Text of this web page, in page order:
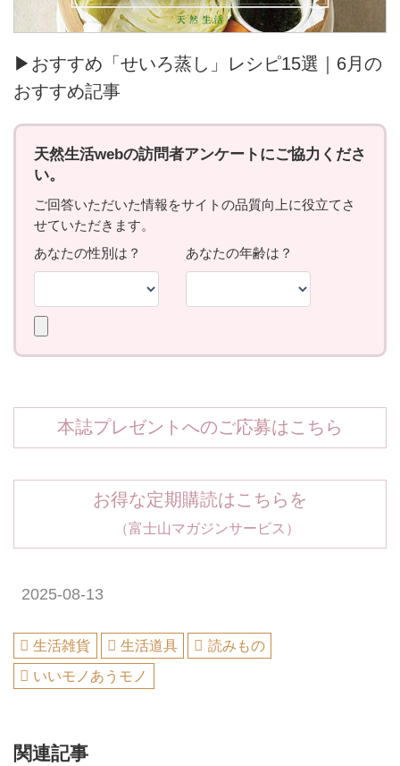
▶おすすめ「せいろ蒸し」レシピ15選｜6月の
おすすめ記事
本誌プレゼントへのご応募はこちら
お得な定期購読はこちらを
（富士山マガジンサービス）
2025-08-13
生活雑貨 生活道具
読みもの
いいモノあうモノ
関連記事